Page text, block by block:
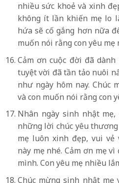
nhiều sức khoẻ và xinh
không ít lần khiến mẹ lo
hứa sẽ cố gắng hơn nữa
muốn nói rằng con yêu mẹ
Cảm ơn cuộc đời đã
tuyệt vời đã tần tảo nuôi
như ngày hôm nay. Chúc
và con muốn nói rằng con
Nhân ngày sinh nhật
những lời chúc yêu thương
mẹ luôn xinh đẹp, vui
này mẹ nhé. Cảm ơn mẹ
mình. Con yêu mẹ nhiều
Chúc mừng sinh nhật mẹ